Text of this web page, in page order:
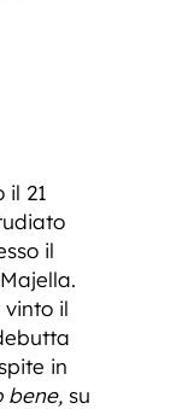
il 21
il
vinto il
in
bene, su